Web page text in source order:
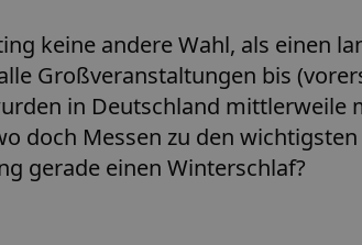
keine andere Wahl, als einen
Großveranstaltungen bis
in Deutschland mittlerweile
doch Messen zu den wichtigsten
gerade einen Winterschlaf?